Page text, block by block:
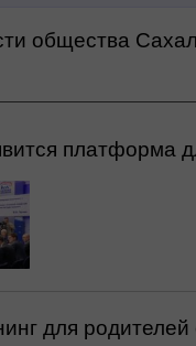
общества
платформа
для